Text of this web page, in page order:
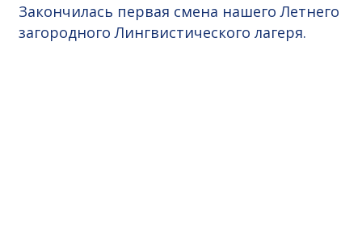
Закончилась первая смена нашего Летнего
загородного Лингвистического лагеря.